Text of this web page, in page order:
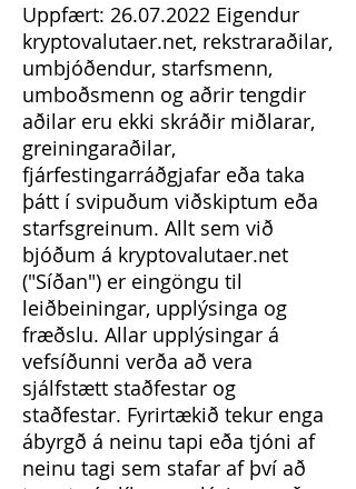
Uppfært: 26.07.2022 Eigendur
kryptovalutaer.net, rekstraraðilar,
umbjóðendur, starfsmenn,
umboðsmenn og aðrir tengdir
aðilar eru ekki skráðir miðlarar,
greiningaraðilar,
fjárfestingarráðgjafar eða taka
þátt í svipuðum viðskiptum eða
starfsgreinum. Allt sem við
bjóðum á kryptovalutaer.net
("Síðan") er eingöngu til
leiðbeiningar, upplýsinga og
fræðslu. Allar upplýsingar á
vefsíðunni verða að vera
sjálfstætt staðfestar og
staðfestar. Fyrirtækið tekur enga
ábyrgð á neinu tapi eða tjóni af
neinu tagi sem stafar af því að